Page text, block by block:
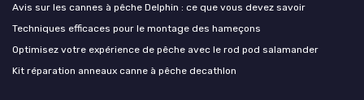
Avis sur les cannes à pêche Delphin : ce que vous devez savoir
Techniques efficaces pour le montage des hameçons
Optimisez votre expérience de pêche avec le rod pod salamander
Kit réparation anneaux canne à pêche decathlon